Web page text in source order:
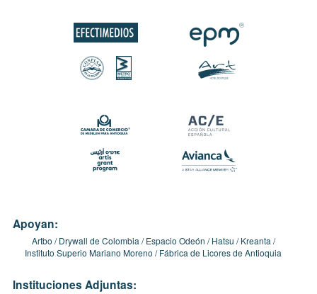
Apoyan:
Artbo Drywall de Colombia Espacio Odeón Hatsu
Kreanta
Instituto Superio Mariano Moreno
Fábrica de Licores de Antioquia
Instituciones Adjuntas: